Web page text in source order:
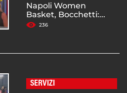
Napoli Women
Basket, Bocchetti:...
236
SERVIZI